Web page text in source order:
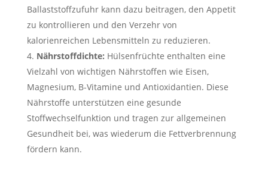
Ballaststoffzufuhr kann dazu beitragen, den Appetit
zu kontrollieren und den Verzehr von
kalorienreichen Lebensmitteln zu reduzieren.
Nährstoffdichte: Hülsenfrüchte enthalten eine
Vielzahl von wichtigen Nährstoffen wie Eisen,
Magnesium, B-Vitamine und Antioxidantien. Diese
Nährstoffe unterstützen eine gesunde
Stoffwechselfunktion und tragen zur allgemeinen
Gesundheit bei, was wiederum die Fettverbrennung
fördern kann.